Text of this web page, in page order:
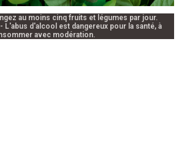
au moins cinq fruits et légumes par jour.
L'abus d'alcool est dangereux pour la santé, à
avec modération.